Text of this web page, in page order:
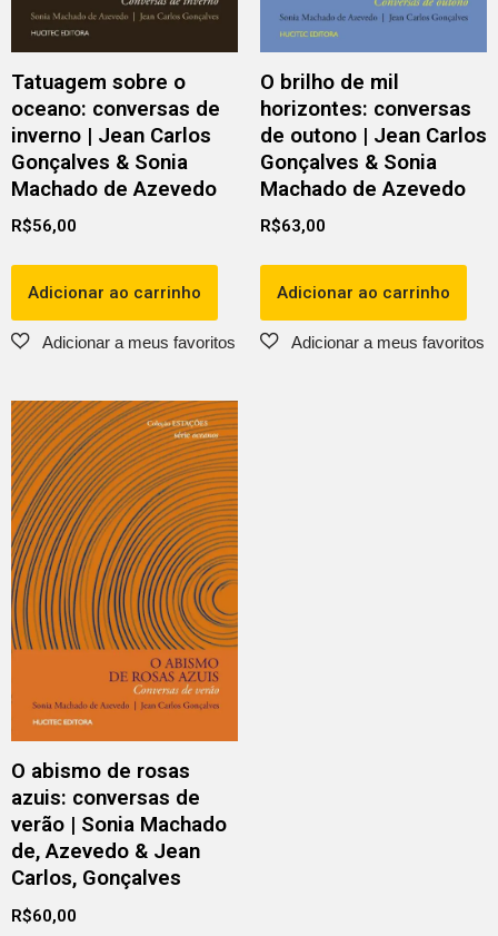
Tatuagem sobre o
oceano: conversas de
inverno | Jean Carlos
Gonçalves & Sonia
Machado de Azevedo
R$56,00
Adicionar ao carrinho
O brilho de mil
horizontes: conversas
de outono | Jean Carlos
Gonçalves & Sonia
Machado de Azevedo
R$63,00
Adicionar ao carrinho
O abismo de rosas
azuis: conversas de
verão | Sonia Machado
de, Azevedo & Jean
Carlos, Gonçalves
R$60,00